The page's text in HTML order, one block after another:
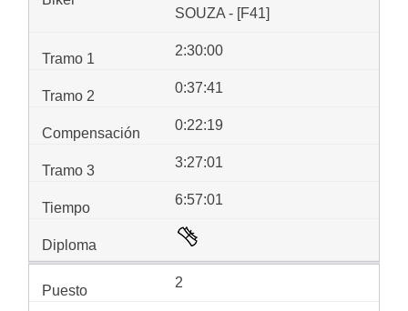
SOUZA - [F41]
2:30:00
0:37:41
0:22:19
3:27:01
6:57:01
2